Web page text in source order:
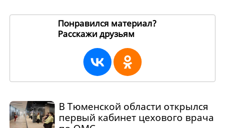
Понравился материал?
Расскажи друзьям
В Тюменской области открылся
первый кабинет цехового врача